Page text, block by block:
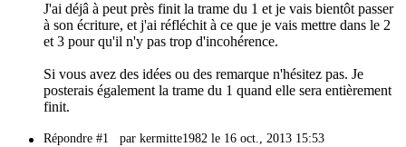
J'ai déjâ à peut près finit la trame du 1 et je vais bientôt passer
à son écriture, et j'ai réfléchit à ce que je vais mettre dans le 2
et 3 pour qu'il n'y pas trop d'incohérence.
Si vous avez des idées ou des remarque n'hésitez pas. Je
posterais également la trame du 1 quand elle sera entièrement
finit.
Répondre #1 par kermitte1982 le 16 oct., 2013 15:53